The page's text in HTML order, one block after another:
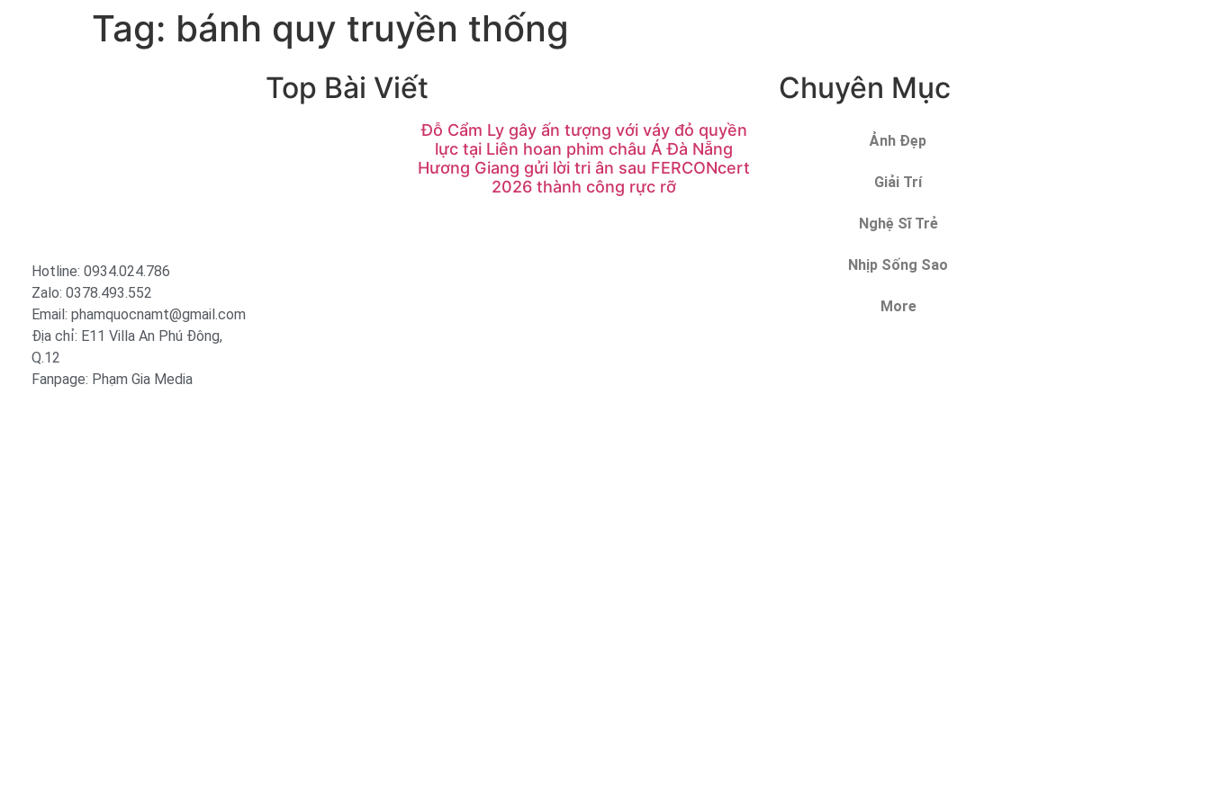
Tag: bánh quy truyền thống
Hotline: 0934.024.786
Zalo: 0378.493.552
Email: phamquocnamt@gmail.com
Địa chỉ: E11 Villa An Phú Đông,
Q.12
Fanpage: Phạm Gia Media
Top Bài Viết
Đỗ Cẩm Ly gây ấn tượng với váy đỏ quyền
lực tại Liên hoan phim châu Á Đà Nẵng
Hương Giang gửi lời tri ân sau FERCONcert
2026 thành công rực rỡ
Chuyên Mục
Ảnh Đẹp
Giải Trí
Nghệ Sĩ Trẻ
Nhịp Sống Sao
More